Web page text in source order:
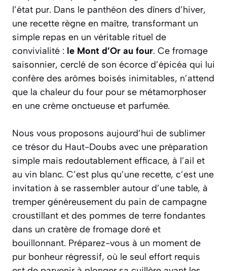
l’état pur. Dans le panthéon des dîners d’hiver,
une recette règne en maître, transformant un
simple repas en un véritable rituel de
convivialité : le Mont d’Or au four. Ce fromage
saisonnier, cerclé de son écorce d’épicéa qui lui
confère des arômes boisés inimitables, n’attend
que la chaleur du four pour se métamorphoser
en une crème onctueuse et parfumée.
Nous vous proposons aujourd’hui de sublimer
ce trésor du Haut-Doubs avec une préparation
simple mais redoutablement efficace, à l’ail et
au vin blanc. C’est plus qu’une recette, c’est une
invitation à se rassembler autour d’une table, à
tremper généreusement du pain de campagne
croustillant et des pommes de terre fondantes
dans un cratère de fromage doré et
bouillonnant. Préparez-vous à un moment de
pur bonheur régressif, où le seul effort requis